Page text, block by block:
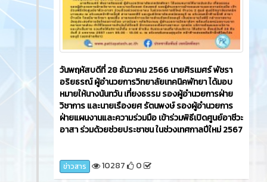
วันพฤหัสบดีที่ 28 ธันวาคม 2566 นายศิรเมศร์ พัชรา
อริยธรณ์ ผู้อำนวยการวิทยาลัยเทคนิคพัทยา ได้มอบ
หมายให้นางนันทวัน เที่ยงธรรม รองผู้อำนวยการฝ่าย
วิชาการ และนายเรืองยศ รัตนพงษ์ รองผู้อำนวยการ
ฝ่ายแผนงานและความร่วมมือ เข้าร่วมพิธีเปิดศูนย์อาชีวะ
อาสา ร่วมด้วยช่วยประชาชน ในช่วงเทศกาลปีใหม่ 2567
ข่าวสาร 10287 0